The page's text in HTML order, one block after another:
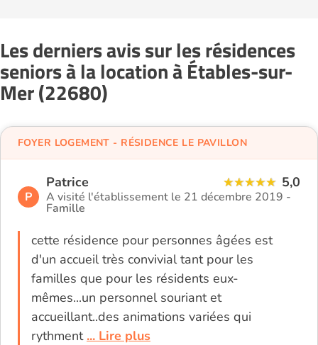
Les derniers avis sur les résidences
seniors à la location à Étables-sur-
Mer (22680)
P
Patrice 5,0
A visité l'établissement le 21 décembre 2019 -
Famille
cette résidence pour personnes âgées est
d'un accueil très convivial tant pour les
familles que pour les résidents eux-
mêmes...un personnel souriant et
accueillant..des animations variées qui
rythment ... Lire plus
FOYER LOGEMENT - RÉSIDENCE LE PAVILLON